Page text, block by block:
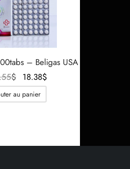
– Beligas USA
$
Le prix
initial
était :
18.38$
au panier